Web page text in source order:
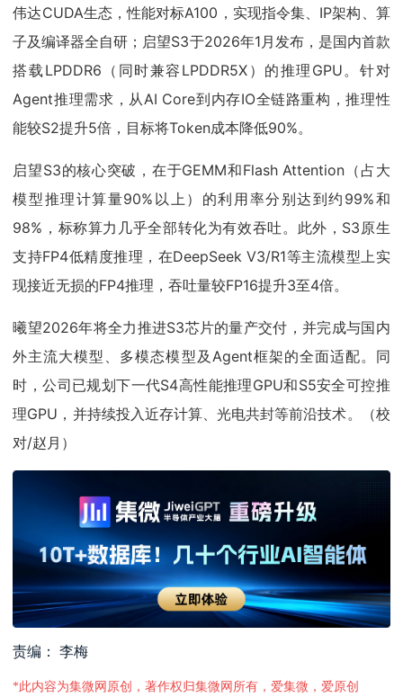
伟达CUDA生态，性能对标A100，实现指令集、IP架构、算
子及编译器全自研；启望S3于2026年1月发布，是国内首款
搭载LPDDR6（同时兼容LPDDR5X）的推理GPU。针对
Agent推理需求，从AI Core到内存IO全链路重构，推理性
能较S2提升5倍，目标将Token成本降低90%。
启望S3的核心突破，在于GEMM和Flash Attention（占大
模型推理计算量90%以上）的利用率分别达到约99%和
98%，标称算力几乎全部转化为有效吞吐。此外，S3原生
支持FP4低精度推理，在DeepSeek V3/R1等主流模型上实
现接近无损的FP4推理，吞吐量较FP16提升3至4倍。
曦望2026年将全力推进S3芯片的量产交付，并完成与国内
外主流大模型、多模态模型及Agent框架的全面适配。同
时，公司已规划下一代S4高性能推理GPU和S5安全可控推
理GPU，并持续投入近存计算、光电共封等前沿技术。（校
对/赵月）
责编： 李梅
*此内容为集微网原创，著作权归集微网所有，爱集微，爱原创